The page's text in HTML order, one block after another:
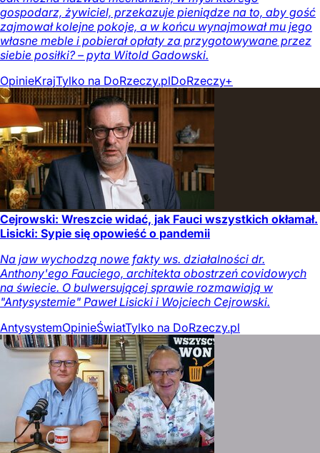
gospodarz, żywiciel, przekazuje pieniądze na to, aby gość
zajmował kolejne pokoje, a w końcu wynajmował mu jego
własne meble i pobierał opłaty za przygotowywane przez
siebie posiłki? – pyta Witold Gadowski.
OpinieKrajTylko na DoRzeczy.plDoRzeczy+
Cejrowski: Wreszcie widać, jak Fauci wszystkich okłamał.
Lisicki: Sypie się opowieść o pandemii
Na jaw wychodzą nowe fakty ws. działalności dr.
Anthony'ego Fauciego, architekta obostrzeń covidowych
na świecie. O bulwersującej sprawie rozmawiają w
"Antysystemie" Paweł Lisicki i Wojciech Cejrowski.
AntysystemOpinieŚwiatTylko na DoRzeczy.pl